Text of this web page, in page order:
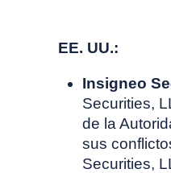
EE. UU.:
Insigneo
Securities,
de la
sus
Securities,